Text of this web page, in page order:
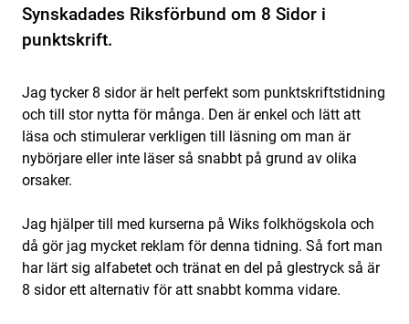
Synskadades Riksförbund om 8 Sidor i
punktskrift.
Jag tycker 8 sidor är helt perfekt som punktskriftstidning
och till stor nytta för många. Den är enkel och lätt att
läsa och stimulerar verkligen till läsning om man är
nybörjare eller inte läser så snabbt på grund av olika
orsaker.
Jag hjälper till med kurserna på Wiks folkhögskola och
då gör jag mycket reklam för denna tidning. Så fort man
har lärt sig alfabetet och tränat en del på glestryck så är
8 sidor ett alternativ för att snabbt komma vidare.